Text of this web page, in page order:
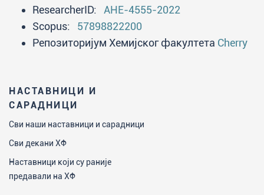
НАСТАВНИЦИ И
САРАДНИЦИ
Сви наши наставници и сарадници
Сви декани ХФ
Наставници који су раније
предавали на ХФ
ResearcherID: AHE-4555-2022
Scopus: 57898822200
Репозиторијум Хемијског факултета Cherry